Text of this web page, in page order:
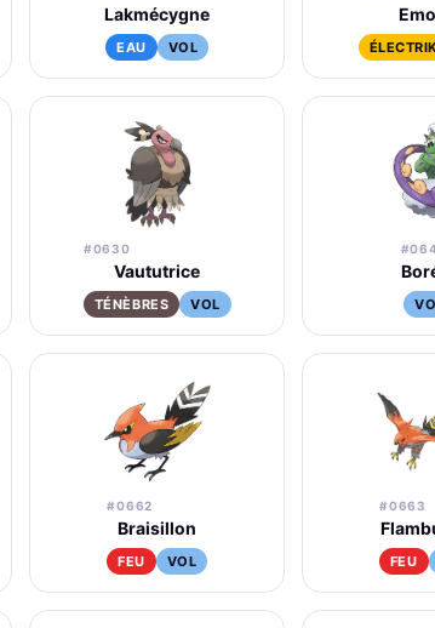
Lakmécygne
EAU VOL
#0630
Vaututrice
TÉNÈBRES VOL
#0662
Braisillon
FEU VOL
#0663
FEU